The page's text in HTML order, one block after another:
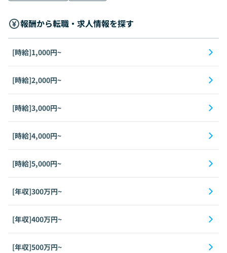
報酬から転職・求人情報を探す
[時給]1,000円~
[時給]2,000円~
[時給]3,000円~
[時給]4,000円~
[時給]5,000円~
[年収]300万円~
[年収]400万円~
[年収]500万円~